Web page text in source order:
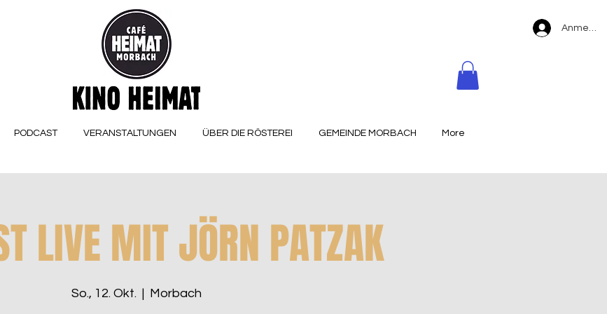
PODCAST VERANSTALTUNGEN ÜBER DIE RÖSTEREI GEMEINDE MORBACH More
LIVE MIT JÖRN PATZAK
So., 12. Okt.
  |
Morbach